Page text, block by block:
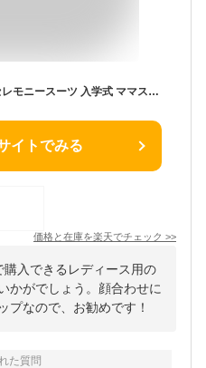
【365日即日発送】〜47％OFF セレモニースーツ 入学式 ママスーツ 卒業式 母親 パンツ セットアップ 入園式 卒園式 お宮参り 七五三 レディース フォーマル 黒 ネイビー カジュアル おしゃれ コーデ かっこいい 試着チケット対象
イトでみる
価格と在庫を楽天でチェック >>
入できるレディース用の
かがでしょう。顔合わせに
プなので、お勧めです！
た質問